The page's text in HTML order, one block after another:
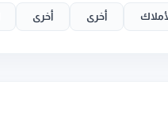
أخرى أخرى